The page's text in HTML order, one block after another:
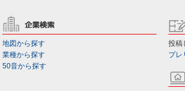
地図から探す
業種から探す
50音から探す
投稿
プレ